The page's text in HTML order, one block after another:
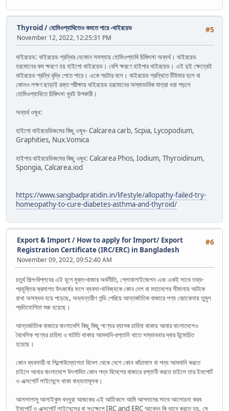
#5
Thyroid/হোমিওপ্যাথিতেও কমতে পারে -থাইরয়েড
November 12, 2022, 12:25:31 PM
থাইরয়েড: থাইরয়েড গ্রন্থির যেকোন সমস্যায় হোমিওপ্যাথি চিকিৎসা অব্যর্থ। থাইরয়েড
হরমোনের কম ক্ষরণে হয় হাইপো থাইরয়েড। বেশি ক্ষরণে হাইপার থাইরয়েড। এই দুই ক্ষেত্রেই
থাইরয়েড গ্রন্থি বৃদ্ধি পেতে পারে। একে গয়টার বলে। থাইরয়েড গ্রন্থিতে টিউমার হলে বা
কোনও লক্ষণ ছাড়াই রক্ত পরীক্ষায় থাইরয়েড হরমোনের অস্বাভাবিক মাত্রা ধরা পড়লে
হোমিওপ্যাথিতে চিকিৎসা খুবই উপকারী।
অব্যর্থ ওষুধ:
হাইপো থাইরয়েডিজমের কিছু ওষুধ- Calcarea carb, Scpia, Lycopodium,
Graphities, Nux.Vomica
হাইপার থাইরয়েডিজমের কিছু ওষুধ: Calcarea Phos, Iodium, Thyroidinum,
Spongia, Calcarea.iod
https://www.sangbadpratidin.in/lifestyle/allopathy-failed-try-
homeopathy-to-cure-diabetes-asthma-and-thyroid/
#6
Export & Import/ How to apply for Import/ Export
Registration Certificate (IRC/ERC) in Bangladesh
November 09, 2022, 09:52:40 AM
চতুর্থ শিল্প-বিপ্লবের এই যূগে মুক্ত-বাজার অর্থনীতি, গ্লোবালাইজেশন এবং একই সাথে তথ্য-
প্রযুক্তির ক্রমাগত উৎকর্ষের ফলে ব্যবসা-বানিজ্যকে কোন দেশ বা মহাদেশের সীমানায় আটকে
রাখা অসম্ভব হয়ে পড়েছে, অভ্যন্তরীণ গন্ডি পেরিয়ে আন্তর্জাতিক বাজারে পণ্য বেচাকেনায় তুমুল
প্রতিযোগিতা শুরু হয়েছে।
আন্তর্জাতিক বাজারে বাংলাদেশি কিছু কিছু পণ্যের ব্যাপক চাহিদা থাকায় আবার বাংলাদেশেও
বৈদেশিক পণ্যের চাহিদা ও ঘাটতি থাকায় আমদানি-রপ্তানি খাতে সম্ভাবনার দ্বার উন্মোচিত
হয়েছে।
কোন ব্যবসায়ী বা শিল্পোউদ্যোগতা বিদেশ থেকে দেশে কোন কাঁচামাল বা পন্য আমদানি করতে
চাইলে আবার বাংলাদেশে উৎপাদিত কোন পন্য বিদেশের বাজারে রপ্তানী করতে চাইলে তার ইমপোর্ট
ও এক্সপোর্ট লাইসেন্সে থাকা বাধ্যতামূলক।
আসসালামু আলাইকুম বন্ধুরা আজকের এই আর্টকেলে আমি আপনাদের সাথে আলোচনা করব
ইমপোর্ট ও এক্সপোর্ট লাইসেন্সের বা সংক্ষেপে IRC and ERC আবেদন কি ভাবে করতে হয়, সে